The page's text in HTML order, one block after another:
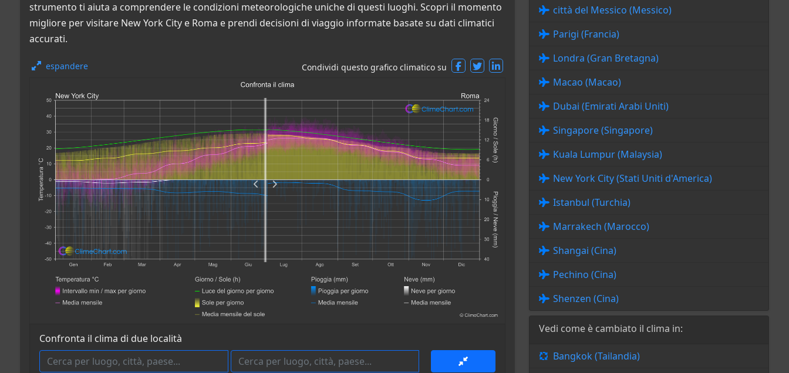
strumento ti aiuta a comprendere le condizioni meteorologiche uniche di questi luoghi. Scopri il momento
migliore per visitare New York City e Roma e prendi decisioni di viaggio informate basate su dati climatici
accurati.
espandere Condividi questo grafico climatico su
Confronta il clima di due località
città del Messico (Messico)
Parigi (Francia)
Londra (Gran Bretagna)
Macao (Macao)
Dubai (Emirati Arabi Uniti)
Singapore (Singapore)
Kuala Lumpur (Malaysia)
New York City (Stati Uniti d'America)
Istanbul (Turchia)
Marrakech (Marocco)
Shangai (Cina)
Pechino (Cina)
Shenzen (Cina)
Vedi come è cambiato il clima in:
Bangkok (Tailandia)